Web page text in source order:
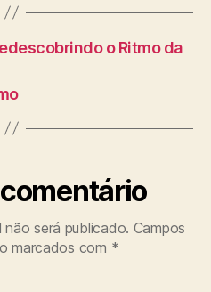
o Ritmo da
será publicado. Campos
marcados com *